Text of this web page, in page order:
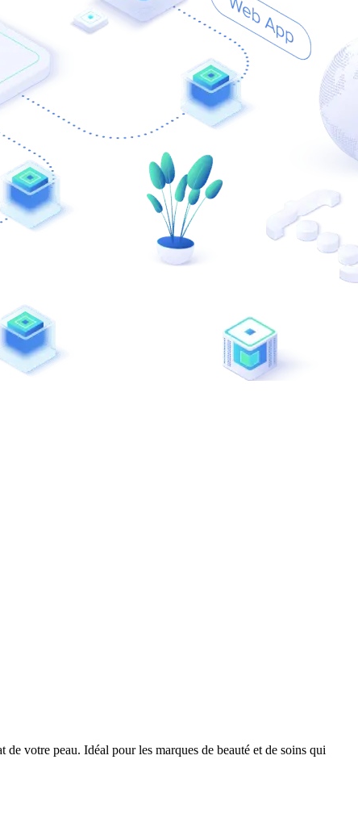
votre peau. Idéal pour les marques de beauté et de soins qui